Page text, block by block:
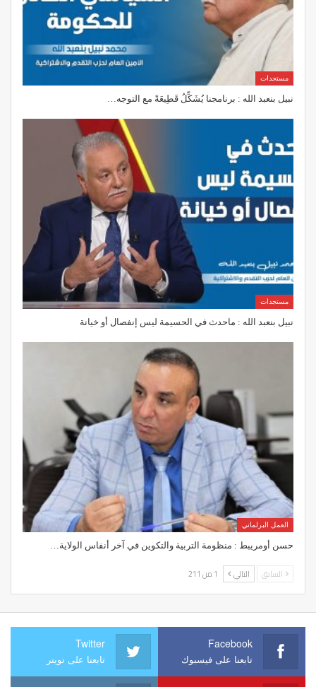
مستجدات
نبيل بنعبد الله : برنامجنا يُشَكِّلُ قَطِيعَةً مع التوجه…
مستجدات
نبيل بنعبد الله : ماحدث في الحسيمة ليس إنفصال أو خيانة
العمل البرلماني
حسن أومريبط : منظومة التربية والتكوين في آخر أنفاس الولاية…
السابق التالي 1 من 211
Facebook
تابعنا على فيسبوك
Twitter
تابعنا على تويتر